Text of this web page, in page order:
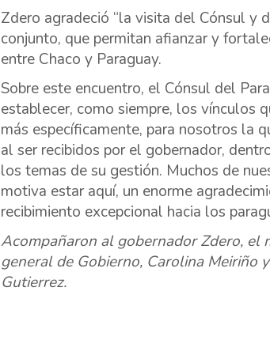
Zdero agradeció “la visita del Cónsul y
conjunto, que permitan afianzar y
entre Chaco y Paraguay.
Sobre este encuentro, el Cónsul del
establecer, como siempre, los vínculos
más específicamente, para nosotros la
al ser recibidos por el gobernador,
los temas de su gestión. Muchos de
motiva estar aquí, un enorme
recibimiento excepcional hacia los
Acompañaron al gobernador Zdero, el
general de Gobierno, Carolina Meiriño
Gutierrez.